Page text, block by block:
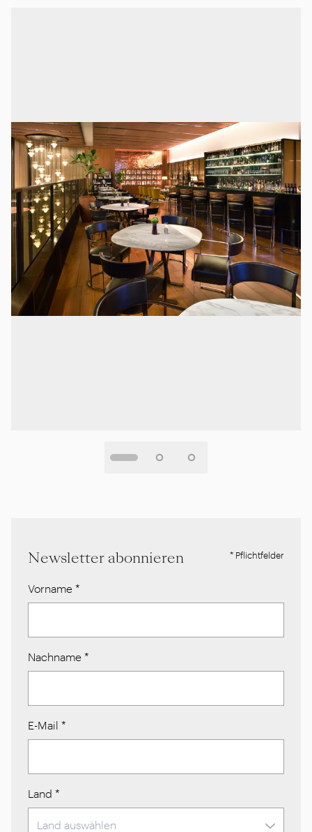
Newsletter abonnieren * Pflichtfelder
Vorname *
Nachname *
E-Mail *
Land *